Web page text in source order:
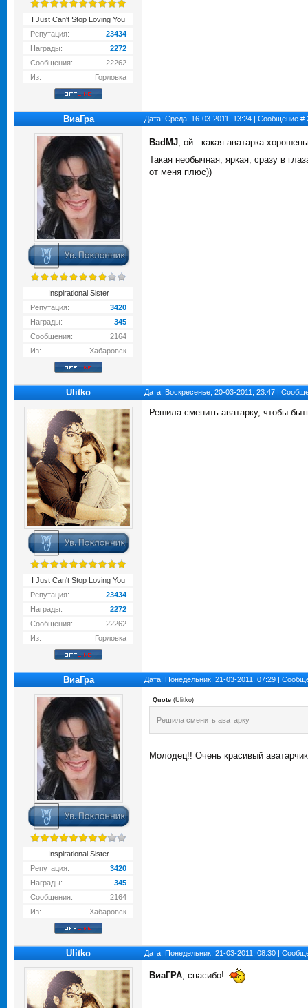
I Just Can't Stop Loving You
Репутация:
23434
Награды:
2272
Сообщения:
22262
Из:
Горловка
ВиаГра Дата: Среда, 16-03-2011, 13:24 | Сообщение #
Inspirational Sister
Репутация:
3420
Награды:
345
Сообщения:
2164
Из:
Хабаровск
BadMJ, ой...какая аватарка
Такая необычная, яркая, сразу в
от меня плюс))
Ulitko Дата: Воскресенье, 20-03-2011, 23:47 |
I Just Can't Stop Loving You
Репутация:
23434
Награды:
2272
Сообщения:
22262
Из:
Горловка
Решила сменить аватарку, чтобы
ВиаГра Дата: Понедельник, 21-03-2011, 07:29 |
Inspirational Sister
Репутация:
3420
Награды:
345
Сообщения:
2164
Из:
Хабаровск
Quote (Ulitko)
Решила сменить аватарку
Молодец!! Очень красивый
Ulitko Дата: Понедельник, 21-03-2011, 08:30 |
ВиаГРА , спасибо!